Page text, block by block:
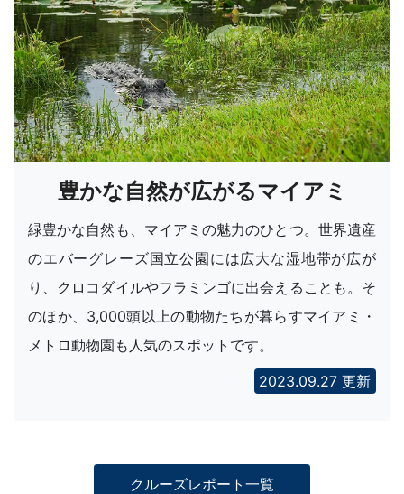
豊かな自然が広がるマイアミ
緑豊かな自然も、マイアミの魅力のひとつ。世界遺産
のエバーグレーズ国立公園には広大な湿地帯が広が
り、クロコダイルやフラミンゴに出会えることも。そ
のほか、3,000頭以上の動物たちが暮らすマイアミ・
メトロ動物園も人気のスポットです。
2023.09.27 更新
クルーズレポート一覧